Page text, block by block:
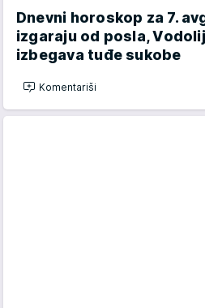
Dnevni horoskop za 7.
izgaraju od posla,
izbegava tuđe sukobe
Komentariši